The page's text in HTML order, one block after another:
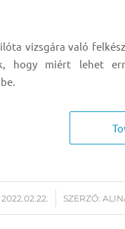
vizsgára való
hogy miért lehet
2022.02.22.
/ SZERZŐ: